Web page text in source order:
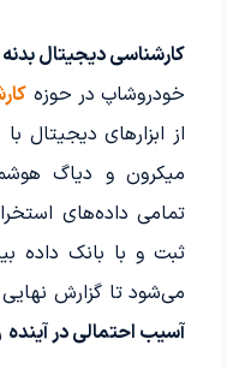
کارشناسی دیجیتال
خودروشاپ در حوزه
میکرون و دیاگ
تمامی داده‌های
ثبت و با بانک داده
می‌شود تا گزارش
آسیب احتمالی در آینده